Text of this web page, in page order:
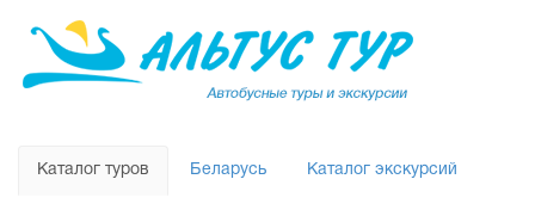
Каталог туров Беларусь Каталог экскурсий